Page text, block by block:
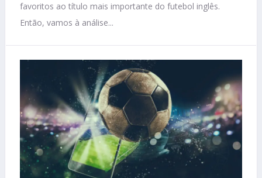
favoritos ao título mais importante do futebol inglês.
Então, vamos à análise...